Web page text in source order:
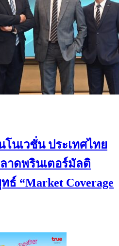
นเวชั่น ประเทศไทย
าดพรินเตอร์มัลติ
“Market Coverage